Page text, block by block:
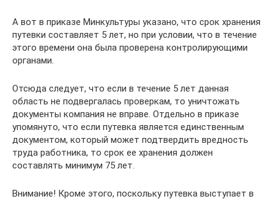
А вот в приказе Минкультуры указано, что срок хранения
путевки составляет 5 лет, но при условии, что в течение
этого времени она была проверена контролирующими
органами.
Отсюда следует, что если в течение 5 лет данная
область не подвергалась проверкам, то уничтожать
документы компания не вправе. Отдельно в приказе
упомянуто, что если путевка является единственным
документом, который может подтвердить вредность
труда работника, то срок ее хранения должен
составлять минимум 75 лет.
Внимание! Кроме этого, поскольку путевка выступает в